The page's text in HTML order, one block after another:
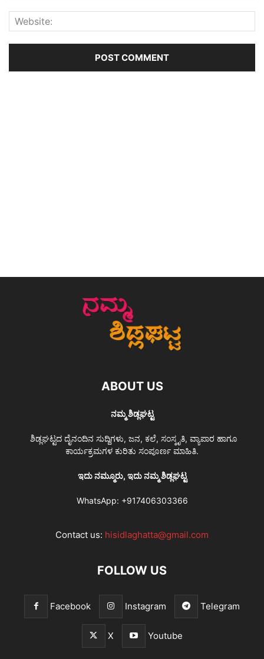
ABOUT US
ನಮ್ಮ ಶಿಡ್ಲಘಟ್ಟ
ಶಿಡ್ಲಘಟ್ಟದ ದೈನಂದಿನ ಸುದ್ದಿಗಳು, ಜನ, ಕಲೆ, ಸಂಸ್ಕೃತಿ, ವ್ಯಾಪಾರ ಹಾಗೂ
ಕಾರ್ಯಕ್ರಮಗಳ ಕುರಿತು ಸಂಪೂರ್ಣ ಮಾಹಿತಿ.
ಇದು ನಮ್ಮೂರು, ಇದು ನಮ್ಮ ಶಿಡ್ಲಘಟ್ಟ
WhatsApp: +917406303366
Contact us: hisidlaghatta@gmail.com
FOLLOW US
Facebook Instagram Telegram
X Youtube